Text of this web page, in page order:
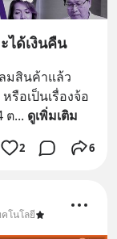
ได้เงินคืน
มสินค้าแล้ว
รือเป็นเรื่องจ้อ
ต... ดูเพิ่มเติม
2 6
โนโลยี